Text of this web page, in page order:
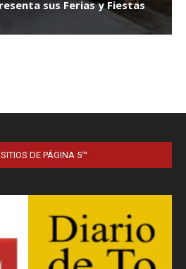
DE PÁGINA 5™